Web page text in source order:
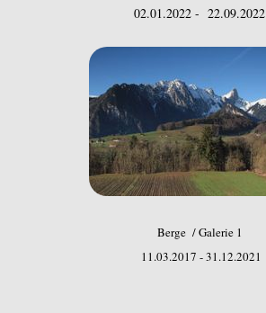
02.01.2022 - 22.09.2022
Berge / Galerie 1
11.03.2017 - 31.12.2021